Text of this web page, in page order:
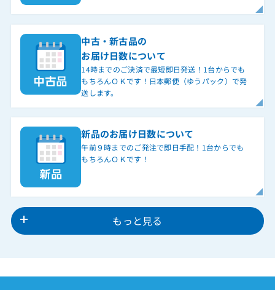
中古・新古品の
お届け日数について
14時までのご決済で最短即日発送！1台からでも
もちろんＯＫです！日本郵便（ゆうパック）で発
送します。
新品のお届け日数について
午前９時までのご発注で即日手配！1台からでも
もちろんＯＫです！
もっと見る